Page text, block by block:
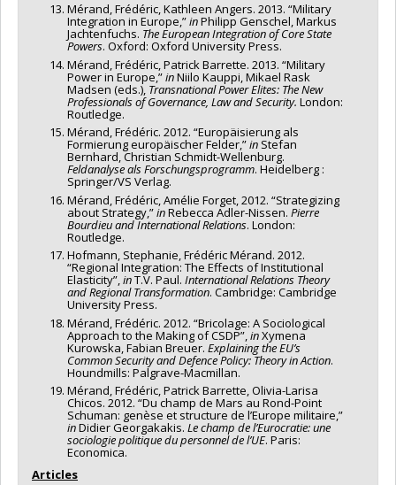
Mérand, Frédéric, Kathleen Angers. 2013. “Military
Integration in Europe,”inPhilipp Genschel, Markus
Jachtenfuchs. The European Integration of Core State
Powers. Oxford: Oxford University Press.
Mérand, Frédéric, Patrick Barrette. 2013. “Military
Power in Europe,”inNiilo Kauppi, Mikael Rask
Madsen (eds.), Transnational Power Elites: The New
Professionals of Governance, Law and Security. London:
Routledge.
Mérand, Frédéric. 2012. “Europäisierung als
Formierung europäischer Felder,”in Stefan
Bernhard, Christian Schmidt-Wellenburg.
Feldanalyse als Forschungsprogramm. Heidelberg :
Springer/VS Verlag.
Mérand, Frédéric, Amélie Forget, 2012. “Strategizing
about Strategy,”inRebecca Adler-Nissen. Pierre
Bourdieu and International Relations. London:
Routledge.
Hofmann, Stephanie, Frédéric Mérand. 2012.
“Regional Integration: The Effects of Institutional
Elasticity”,inT.V. Paul. International Relations Theory
and Regional Transformation. Cambridge: Cambridge
University Press.
Mérand, Frédéric. 2012. “Bricolage: A Sociological
Approach to the Making of CSDP”,inXymena
Kurowska, Fabian Breuer. Explaining the EU’s
Common Security and Defence Policy: Theory in Action.
Houndmills: Palgrave-Macmillan.
Mérand, Frédéric, Patrick Barrette, Olivia-Larisa
Chicos. 2012. “Du champ de Mars au Rond-Point
Schuman: genèse et structure de l’Europe militaire,”
inDidier Georgakakis. Le champ de l’Eurocratie: une
sociologie politique du personnel de l’UE. Paris:
Economica.
Articles